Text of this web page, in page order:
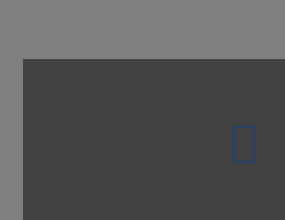

